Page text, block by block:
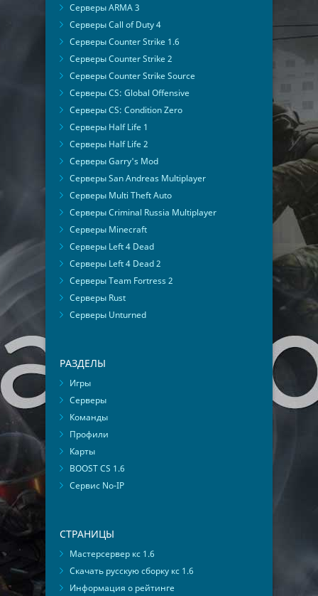
Серверы ARMA 3
Серверы Call of Duty 4
Серверы Counter Strike 1.6
Серверы Counter Strike 2
Серверы Counter Strike Source
Серверы CS: Global Offensive
Серверы CS: Condition Zero
Серверы Half Life 1
Серверы Half Life 2
Серверы Garry's Mod
Серверы San Andreas Multiplayer
Серверы Multi Theft Auto
Серверы Criminal Russia Multiplayer
Серверы Minecraft
Серверы Left 4 Dead
Серверы Left 4 Dead 2
Серверы Team Fortress 2
Серверы Rust
Серверы Unturned
РАЗДЕЛЫ
Игры
Серверы
Команды
Профили
Карты
BOOST CS 1.6
Сервис No-IP
СТРАНИЦЫ
Мастерсервер кс 1.6
Скачать русскую сборку кс 1.6
Информация о рейтинге